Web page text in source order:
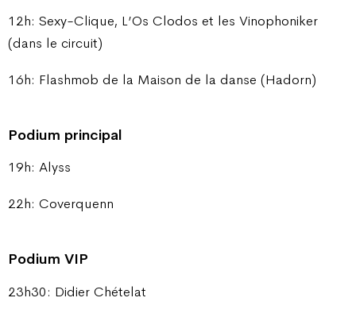
12h: Sexy-Clique, L’Os Clodos et les Vinophoniker
(dans le circuit)
16h: Flashmob de la Maison de la danse (Hadorn)
Podium principal
19h: Alyss
22h: Coverquenn
Podium VIP
23h30: Didier Chételat